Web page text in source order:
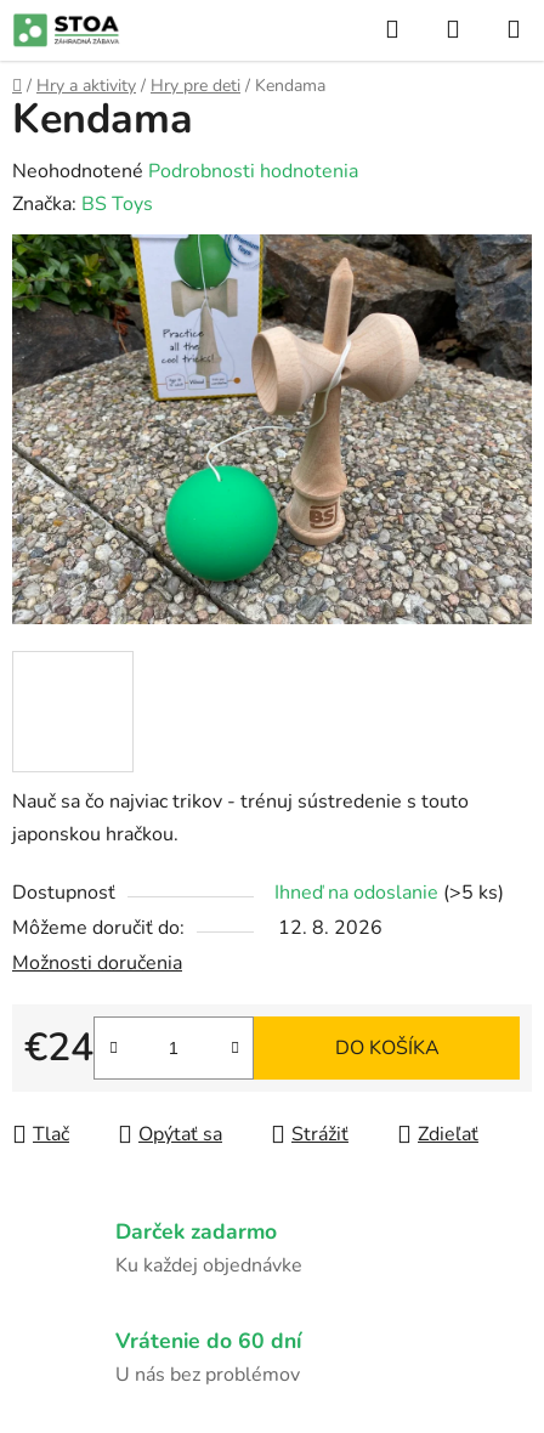
Prejsť
na
obsah
Hľadať
KOŠÍK
Domov
/ Hry a aktivity / Hry pre deti / Kendama
Nauč sa čo najviac trikov - trénuj sústredenie s touto
japonskou hračkou.
Dostupnosť Ihneď na odoslanie (>5 ks)
Môžeme doručiť do:
12. 8. 2026
Možnosti doručenia
€24
Jednotková cena:
DO KOŠÍKA
Tlač Opýtať sa Strážiť Zdieľať
Kendama
Priemerné
hodnotenie
produktu
je
0,0
z
5
hviezdičiek.
Neohodnotené Podrobnosti hodnotenia
Značka: BS Toys
Darček zadarmo
Ku každej objednávke
Vrátenie do 60 dní
U nás bez problémov